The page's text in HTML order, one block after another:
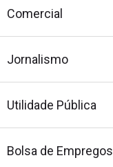
Comercial
Jornalismo
Utilidade Pública
Bolsa de Empregos